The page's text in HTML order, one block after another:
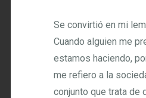
Se convirtió en mi
Cuando alguien me
estamos haciendo,
me refiero a la
conjunto que trata de